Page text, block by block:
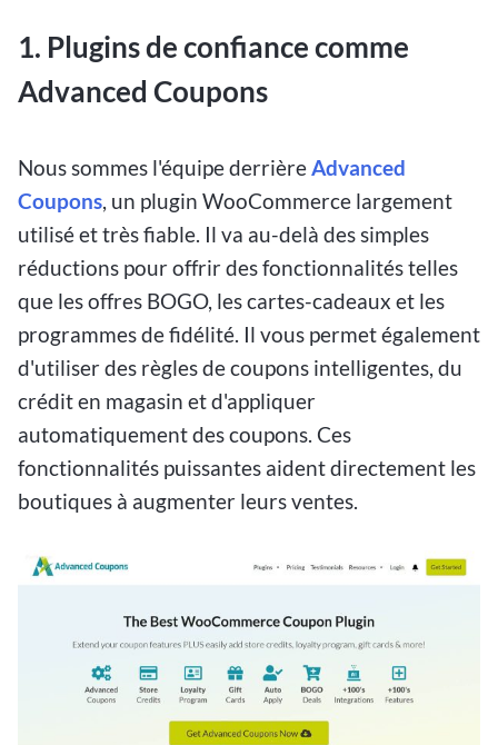
1. Plugins de confiance comme
Advanced Coupons
Nous sommes l'équipe derrièreAdvanced
Coupons, un plugin WooCommerce largement
utilisé et très fiable. Il va au-delà des simples
réductions pour offrir des fonctionnalités telles
que les offres BOGO, les cartes-cadeaux et les
programmes de fidélité. Il vous permet également
d'utiliser des règles de coupons intelligentes, du
crédit en magasin et d'appliquer
automatiquement des coupons. Ces
fonctionnalités puissantes aident directement les
boutiques à augmenter leurs ventes.